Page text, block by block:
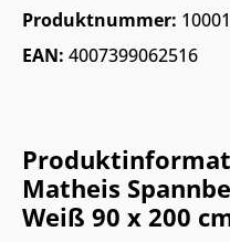
Produktnummer:
EAN: 4007399062516
Matheis
Weiß 90 x 200